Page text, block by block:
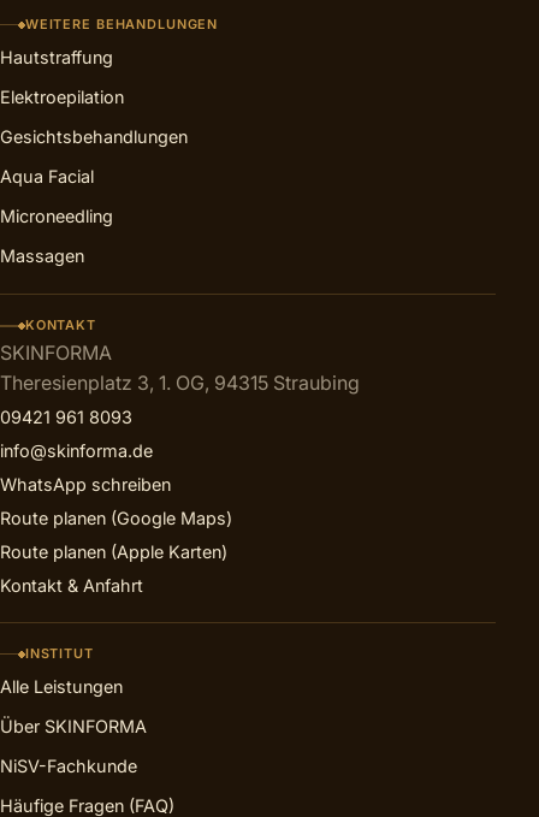
WEITERE BEHANDLUNGEN
Hautstraffung
Elektroepilation
Gesichtsbehandlungen
Aqua Facial
Microneedling
Massagen
KONTAKT
SKINFORMA
Theresienplatz 3, 1. OG, 94315 Straubing
09421 961 8093
info@skinforma.de
WhatsApp schreiben
Route planen (Google Maps)
Route planen (Apple Karten)
Kontakt & Anfahrt
INSTITUT
Alle Leistungen
Über SKINFORMA
NiSV-Fachkunde
Häufige Fragen (FAQ)